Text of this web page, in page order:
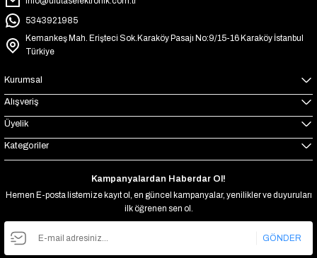
5343921985
Kemankeş Mah. Erişteci Sok.Karaköy Pasajı No:9/15-16 Karaköy İstanbul
Türkiye
Kurumsal
Alışveriş
Üyelik
Kategoriler
Kampanyalardan Haberdar Ol!
Hemen E-posta listemize kayıt ol, en güncel kampanyalar, yenilikler ve duyuruları
ilk öğrenen sen ol.
GÖNDER